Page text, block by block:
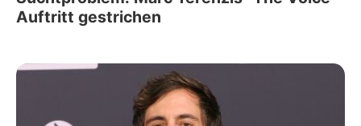
Auftritt gestrichen